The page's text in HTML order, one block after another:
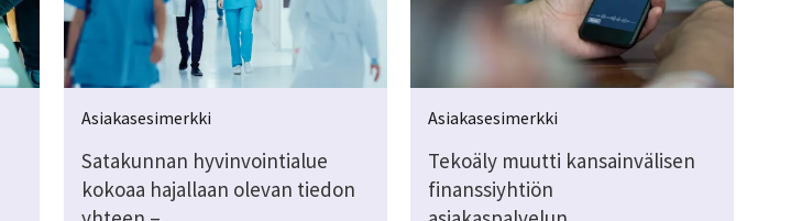
Asiakasesimerkki
Satakunnan hyvinvointialue
kokoaa hajallaan olevan tiedon
Asiakasesimerkki
Tekoäly muutti kansainvälisen
finanssiyhtiön